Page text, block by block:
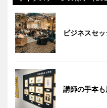
ビジネスセ
講師の手本